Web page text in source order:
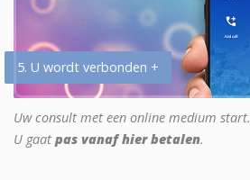
5. U wordt verbonden +
Uw consult met een online medium start.
U gaat pas vanaf hier betalen.